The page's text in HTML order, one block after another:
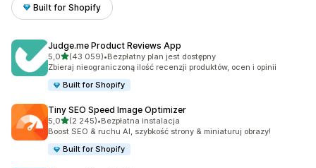
Built for Shopify
Judge.me Product Reviews App
5,0na 5 gwiazdek
(43 059)
Łączna liczba recenzji: 43059
•Bezpłatny plan jest dostępny
Zbieraj nieograniczoną ilość recenzji produktów, ocen i opinii
Built for Shopify
Tiny SEO Speed Image Optimizer
5,0na 5 gwiazdek
(2 245)
Łączna liczba recenzji: 2245
•Bezpłatna instalacja
Boost SEO & ruchu AI, szybkość strony & miniaturuj obrazy!
Built for Shopify